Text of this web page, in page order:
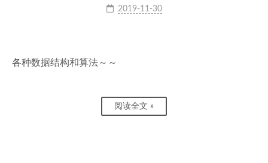
2019-11-30
各种数据结构和算法～～
阅读全文 »